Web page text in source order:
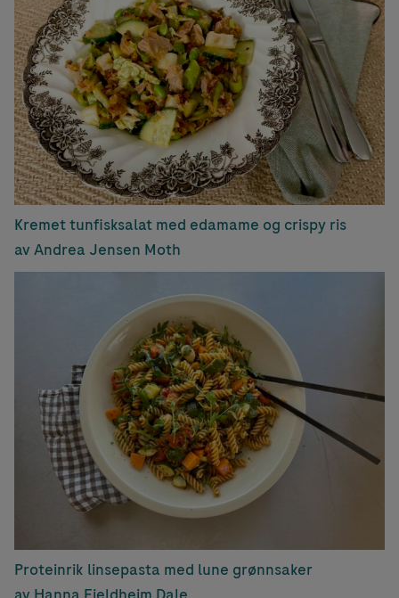
Kremet tunfisksalat med edamame og crispy ris
av Andrea Jensen Moth
Proteinrik linsepasta med lune grønnsaker